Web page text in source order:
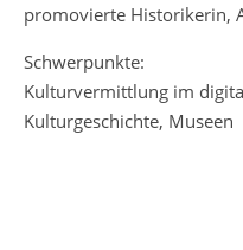
promovierte Historikerin,
Schwerpunkte:
Kulturvermittlung im
Kulturgeschichte, Museen